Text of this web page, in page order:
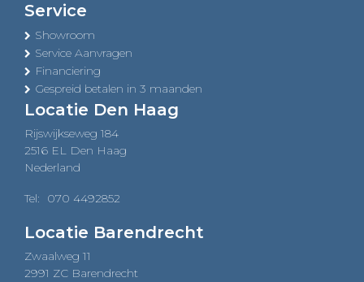
Service
Showroom
Service Aanvragen
Financiering
Gespreid betalen in 3 maanden
Locatie Den Haag
Rijswijkseweg 184
2516 EL Den Haag
Nederland
Tel: 070 4492852
Locatie Barendrecht
Zwaalweg 11
2991 ZC Barendrecht